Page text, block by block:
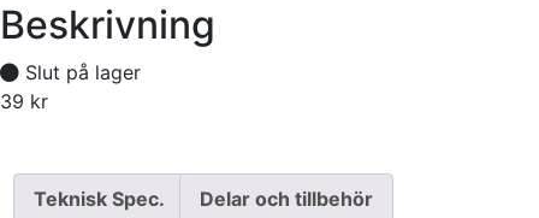
Beskrivning
Slut på lager
39 kr
Teknisk Spec. Delar och tillbehör